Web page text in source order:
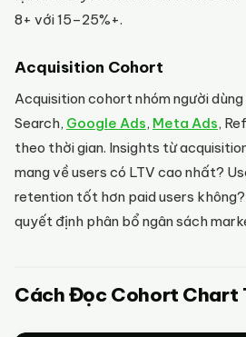
8+ với 15–25%+.
Acquisition Cohort
Acquisition cohort nhóm người
Search, Google Ads, Meta Ads,
theo thời gian. Insights từ
mang về users có LTV cao nhất?
retention tốt hơn paid users
quyết định phân bổ ngân sách
Cách Đọc Cohort Chart